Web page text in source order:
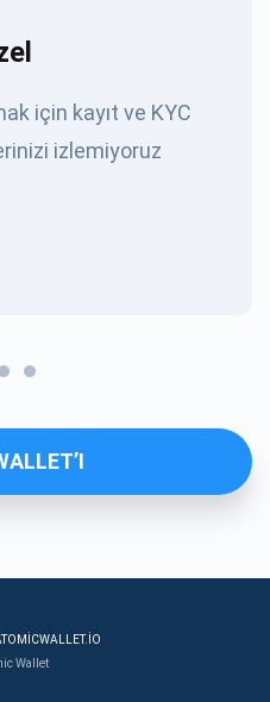
için kayıt ve KYC
izlemiyoruz
Wallet